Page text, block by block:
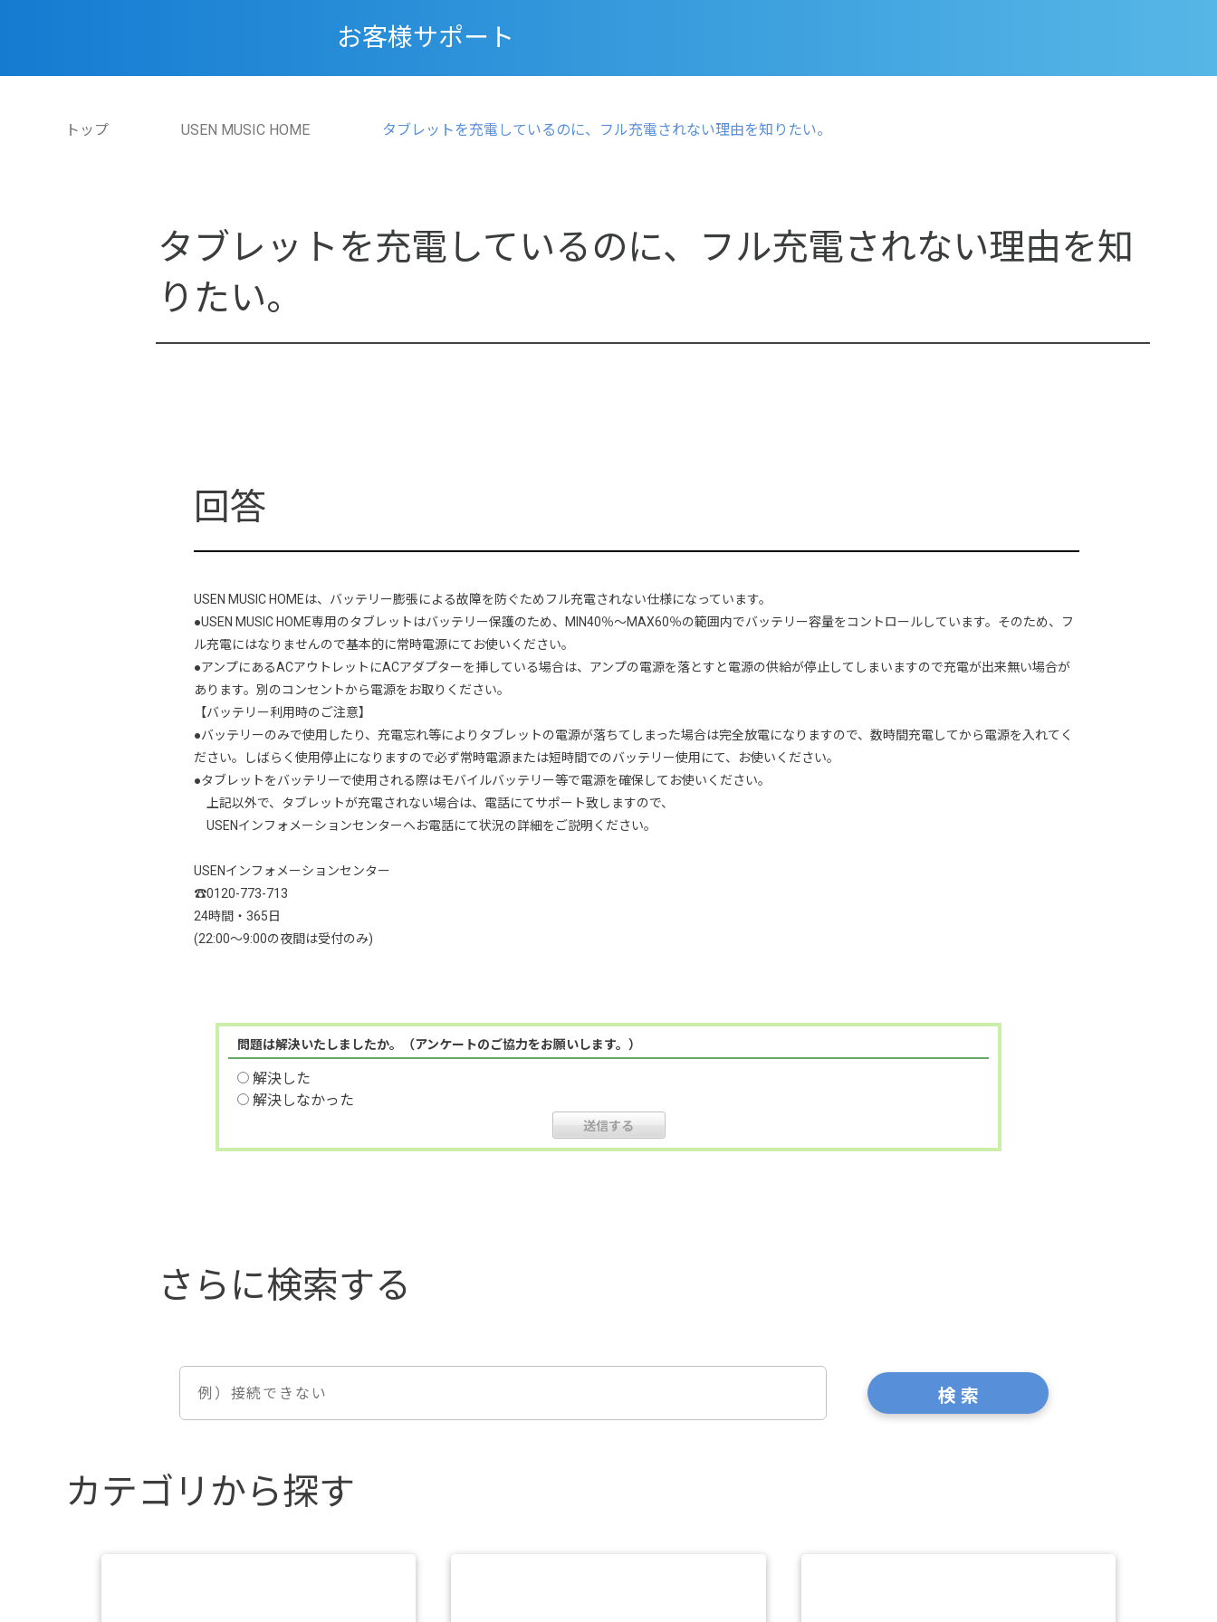
お客様サポート
トップ USEN MUSIC HOME タブレットを充電しているのに、フル充電されない理由を知りたい。
タブレットを充電しているのに、フル充電されない理由を知
りたい。
USEN MUSIC HOMEは、バッテリー膨張による故障を防ぐためフル充電されない仕様になっています。
●USEN MUSIC HOME専用のタブレットはバッテリー保護のため、MIN40％～MAX60％の範囲内でバッテリー容量をコントロールしています。そのため、フ
ル充電にはなりませんので基本的に常時電源にてお使いください。
●アンプにあるACアウトレットにACアダプターを挿している場合は、アンプの電源を落とすと電源の供給が停止してしまいますので充電が出来無い場合が
あります。別のコンセントから電源をお取りください。
【バッテリー利用時のご注意】
●バッテリーのみで使用したり、充電忘れ等によりタブレットの電源が落ちてしまった場合は完全放電になりますので、数時間充電してから電源を入れてく
ださい。しばらく使用停止になりますので必ず常時電源または短時間でのバッテリー使用にて、お使いください。
●タブレットをバッテリーで使用される際はモバイルバッテリー等で電源を確保してお使いください。
上記以外で、タブレットが充電されない場合は、電話にてサポート致しますので、
USENインフォメーションセンターへお電話にて状況の詳細をご説明ください。
USENインフォメーションセンター
☎0120-773-713
24時間・365日
(22:00～9:00の夜間は受付のみ)
問題は解決いたしましたか。（アンケートのご協力をお願いします。）
解決した
解決しなかった
カテゴリから探す